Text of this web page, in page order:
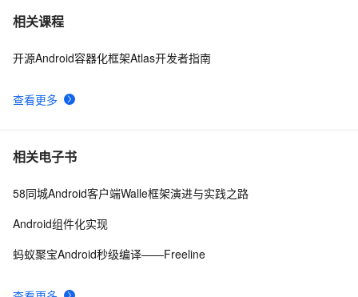
7 FFmpeg开发笔记（五十九）Linux编译ijkplayer的
8 申请google android map api key
9 [Android]Activity跳转传递任意类型的数据、Activity为
10
相关课程
查看更多
开源Android容器化框架Atlas开发者指南
相关电子书
58同城Android客户端Walle框架演进与实践之路
Android组件化实现
蚂蚁聚宝Android秒级编译——Freeline